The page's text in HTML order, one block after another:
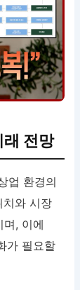
래 전망
업 환경의
치와 시장
, 이에
가 필요할